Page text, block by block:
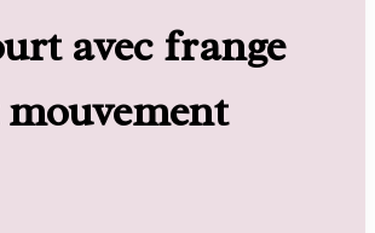
avec frange